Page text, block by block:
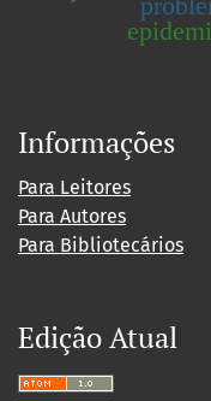
Informações
Para Leitores
Para Autores
Para Bibliotecários
Edição Atual